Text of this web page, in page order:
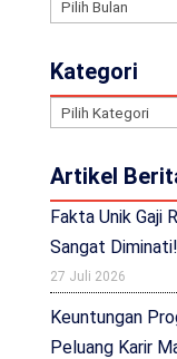
Indeks
Kategori
Kategori
Artikel
Fakta Unik Gaji
Sangat Diminati!
27 Juli 2026
Keuntungan
Peluang Karir